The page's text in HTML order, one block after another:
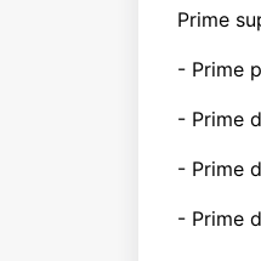
Prime
- Prime
- Prime
- Prime
- Prime